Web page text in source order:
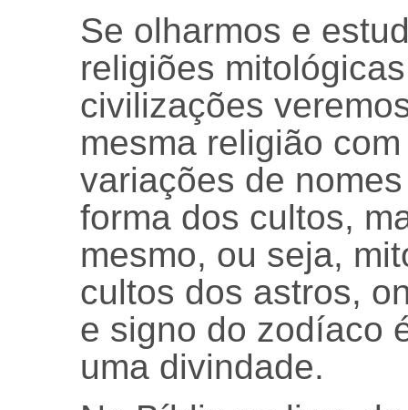
Se olharmos e
religiões
civilizações
mesma religião
variações de
forma dos cultos,
mesmo, ou seja,
cultos dos astros,
e signo do zodíaco
uma divindade.